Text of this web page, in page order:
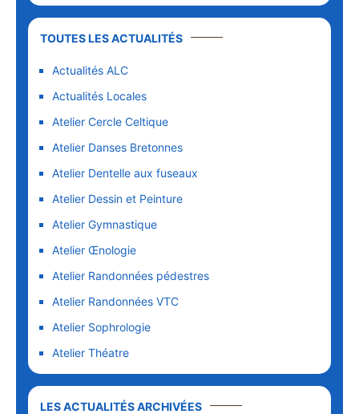
TOUTES LES ACTUALITÉS
Actualités ALC
Actualités Locales
Atelier Cercle Celtique
Atelier Danses Bretonnes
Atelier Dentelle aux fuseaux
Atelier Dessin et Peinture
Atelier Gymnastique
Atelier Œnologie
Atelier Randonnées pédestres
Atelier Randonnées VTC
Atelier Sophrologie
Atelier Théatre
LES ACTUALITÉS ARCHIVÉESLes